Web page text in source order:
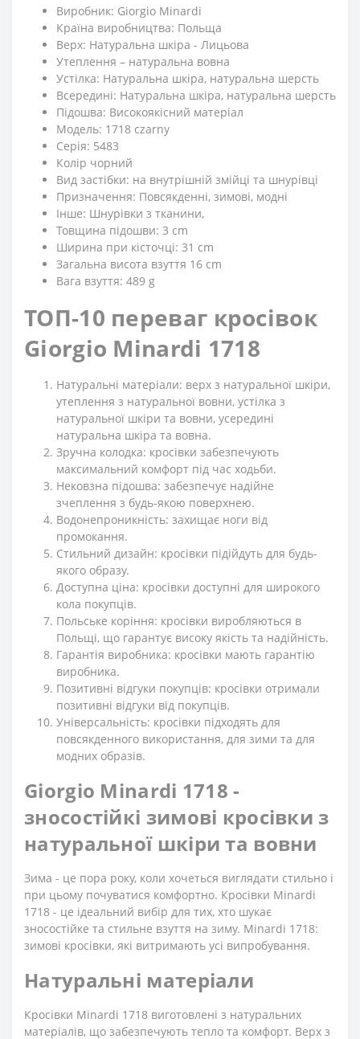
Виробник: Giorgio Minardi
Країна виробництва: Польща
Верх: Натуральна шкіра - Лицьова
Утеплення – натуральна вовна
Устілка: Натуральна шкіра, натуральна шерсть
Всередині: Натуральна шкіра, натуральна шерсть
Підошва: Високоякісний матеріал
Модель: 1718 czarny
Серія: 5483
Колір чорний
Вид застібки: на внутрішній змійці та шнурівці
Призначення: Повсякденні, зимові, модні
Iнше: Шнурівки з тканини,
Товщина підошви: 3 cm
Ширина при кісточці: 31 cm
Загальна висота взуття 16 cm
Вага взуття: 489 g
ТОП-10 переваг кросівок
Giorgio Minardi 1718
Натуральні матеріали: верх з натуральної шкіри,
утеплення з натуральної вовни, устілка з
натуральної шкіри та вовни, усередині
натуральна шкіра та вовна.
Зручна колодка: кросівки забезпечують
максимальний комфорт під час ходьби.
Нековзна підошва: забезпечує надійне
зчеплення з будь-якою поверхнею.
Водонепроникність: захищає ноги від
промокання.
Стильний дизайн: кросівки підійдуть для будь-
якого образу.
Доступна ціна: кросівки доступні для широкого
кола покупців.
Польське коріння: кросівки виробляються в
Польщі, що гарантує високу якість та надійність.
Гарантія виробника: кросівки мають гарантію
виробника.
Позитивні відгуки покупців: кросівки отримали
позитивні відгуки від покупців.
Універсальність: кросівки підходять для
повсякденного використання, для зими та для
модних образів.
Giorgio Minardi 1718 -
зносостійкі зимові кросівки з
натуральної шкіри та вовни
Зима - це пора року, коли хочеться виглядати стильно і
при цьому почуватися комфортно. Кросівки Minardi
1718 - це ідеальний вибір для тих, хто шукає
зносостійке та стильне взуття на зиму. Minardi 1718:
зимові кросівки, які витримають усі випробування.
Натуральні матеріали
Кросівки Minardi 1718 виготовлені з натуральних
матеріалів, що забезпечують тепло та комфорт. Верх з